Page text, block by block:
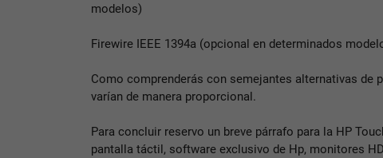
modelos)
Firewire IEEE 1394a (opcional en determinados
Como comprenderás con semejantes alternativas de
varían de manera proporcional.
Para concluir reservo un breve párrafo para la HP
pantalla táctil, software exclusivo de Hp, monitores